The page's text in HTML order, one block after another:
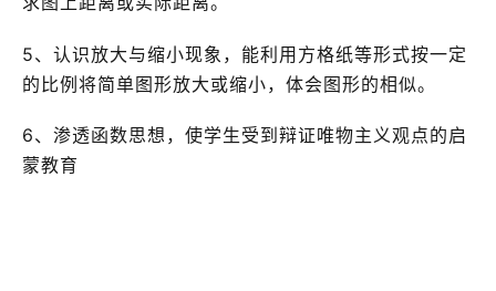
5、认识放大与缩小现象，能利用方格纸等形式按一定
的比例将简单图形放大或缩小，体会图形的相似。
6、渗透函数思想，使学生受到辩证唯物主义观点的启
蒙教育